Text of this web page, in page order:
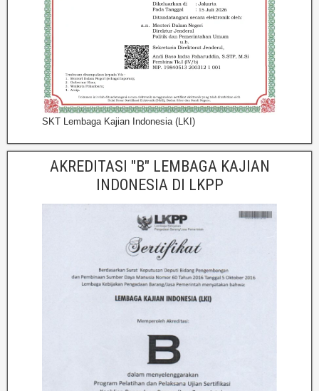
SKT Lembaga Kajian Indonesia (LKI)
AKREDITASI "B" LEMBAGA KAJIAN
INDONESIA DI LKPP